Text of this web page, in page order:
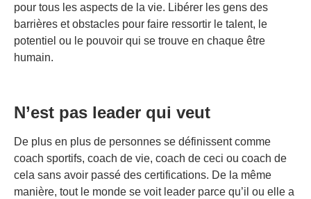
pour tous les aspects de la vie. Libérer les gens des
barrières et obstacles pour faire ressortir le talent, le
potentiel ou le pouvoir qui se trouve en chaque être
humain.
N’est pas leader qui veut
De plus en plus de personnes se définissent comme
coach sportifs, coach de vie, coach de ceci ou coach de
cela sans avoir passé des certifications. De la même
manière, tout le monde se voit leader parce qu’il ou elle a